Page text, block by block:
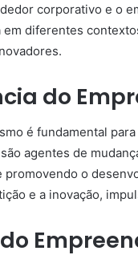
corporativo e o
diferentes
do
é fundamental
agentes de
promovendo o
e a inovação,